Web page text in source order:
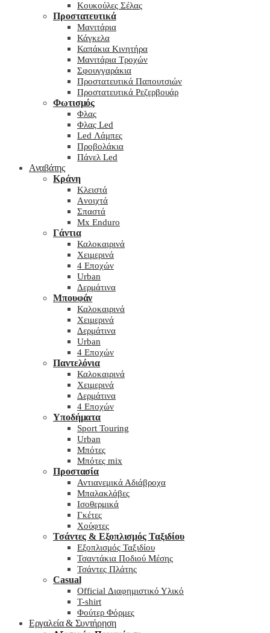
Κουκούλες Σέλας
Προστατευτικά
Μανιτάρια
Κάγκελα
Καπάκια Κινητήρα
Μανιτάρια Τροχών
Σφουγγαράκια
Προστατευτικά Παπουτσιών
Προστατευτικά Ρεζερβουάρ
Φωτισμός
Φλας
Φλας Led
Led Λάμπες
Προβολάκια
Πάνελ Led
Αναβάτης
Κράνη
Kλειστά
Aνοιχτά
Σπαστά
Mx Enduro
Γάντια
Καλοκαιρινά
Χειμερινά
4 Εποχών
Urban
Δερμάτινα
Μπουφάν
Καλοκαιρινά
Χειμερινά
Δερμάτινα
Urban
4 Εποχών
Παντελόνια
Καλοκαιρινά
Χειμερινά
Δερμάτινα
4 Εποχών
Υποδήματα
Sport Touring
Urban
Μπότες
Μπότες mix
Προστασία
Αντιανεμικά Αδιάβροχα
Μπαλακλάβες
Ισοθερμικά
Γκέτες
Χούφτες
Τσάντες & Εξοπλισμός Ταξιδίου
Εξοπλισμός Ταξιδίου
Τσαντάκια Ποδιού Μέσης
Τσάντες Πλάτης
Casual
Official Διαφημιστικό Υλικό
T-shirt
Φούτερ Φόρμες
Εργαλεία & Συντήρηση